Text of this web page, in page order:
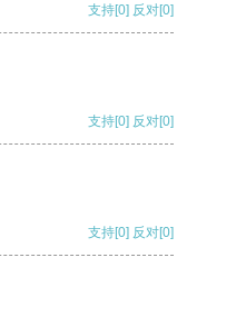
支持[0] 反对[0]
支持[0] 反对[0]
支持[0] 反对[0]